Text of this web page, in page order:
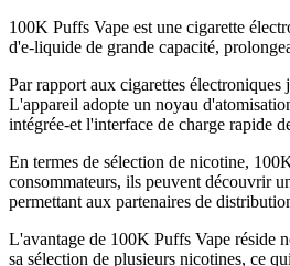
100K Puffs Vape est une cigarette
d'e-liquide de grande capacité,
Par rapport aux cigarettes
L'appareil adopte un noyau
intégrée-et l'interface de charge rapide
En termes de sélection de nicotine,
consommateurs, ils peuvent découvrir
permettant aux partenaires de
L'avantage de 100K Puffs Vape réside
sa sélection de plusieurs nicotines, ce